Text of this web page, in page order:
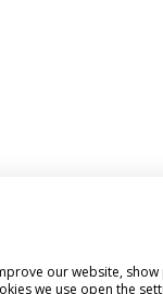
our website,
we use open the